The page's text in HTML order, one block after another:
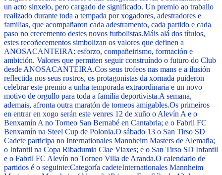
un acto sinxelo, pero cargado de significado. Un premio ao traballo
realizado durante toda a tempada por xogadores, adestradores e
familias, que acompañaron cada adestramento, cada partido e cada
paso no crecemento destes novos futbolistas.Máis alá dos títulos,
estes recoñecementos simbolizan os valores que definen a
ANOSACANTEIRA: esforzo, compañeirismo, formación e
ambición. Valores que permiten seguir construíndo o futuro do Club
desde ANOSACANTEIRA.Cos seus trofeos nas mans e a ilusión
reflectida nos seus rostros, os protagonistas da xornada puideron
celebrar este premio a unha temporada extraordinaria e un novo
motivo de orgullo para toda a familia deportivista.A semana,
ademais, afronta outra maratón de torneos amigables.Os primeiros
en entrar en xogo serán este venres 12 de xuño o Alevín A e o
Benxamín A no Torneo San Bernabé en Cantabria; e o Fabril FC
Benxamín na Steel Cup de Polonia.O sábado 13 o San Tirso SD
Cadete participa no Internationales Mannheim Masters de Alemaña;
o Infantil na Copa Ribadumia Clae Viaxes; e o San Tirso SD Infantil
e o Fabril FC Alevín no Torneo Villa de Aranda.O calendario de
partidos é o seguinte:Categoría cadeteInternationales Mannheim